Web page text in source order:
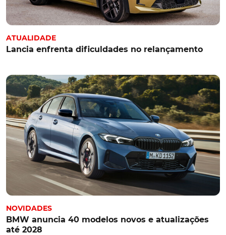
ATUALIDADE
Lancia enfrenta dificuldades no relançamento
NOVIDADES
BMW anuncia 40 modelos novos e atualizações
até 2028